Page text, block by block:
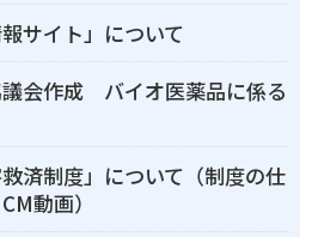
サイト」について
議会作成 バイオ医薬品に係る
救済制度」について（制度の仕
動画）